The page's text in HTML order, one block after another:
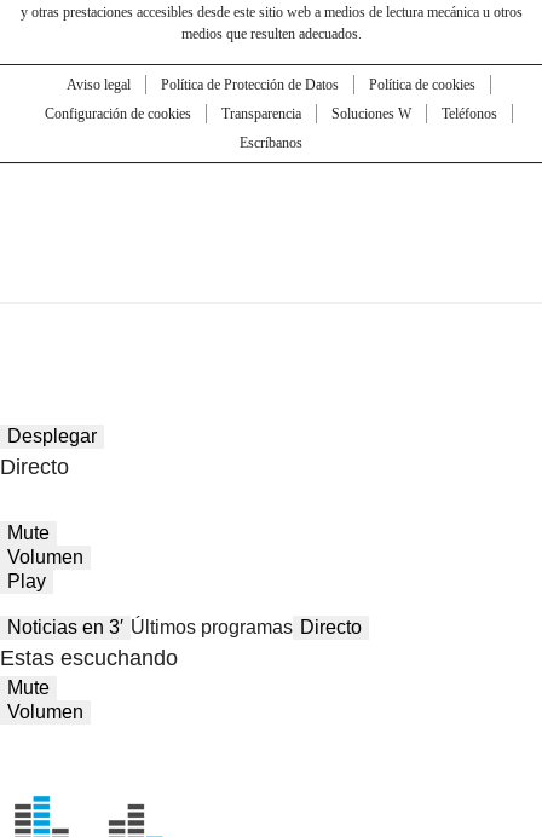
y otras prestaciones accesibles desde este sitio web a medios de lectura mecánica u otros
medios que resulten adecuados.
Aviso legal Política de Protección de Datos
Política de cookies
Configuración de cookies
Transparencia Soluciones W
Teléfonos
Escríbanos
Desplegar
Directo
Mute
Volumen
Play
Noticias en 3′ Últimos programas Directo
Estas escuchando
Mute
Volumen